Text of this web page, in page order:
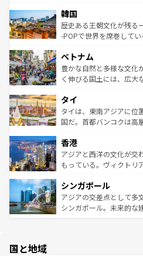
はコンテンツ一覧
いる。アクティビティも
ビング、ハイキングなど
い。オーストラリアの多
参照してほしい。
ン）、静ひつな山岳地帯
と山間の静けさが共存し
驚きをもたらしてくれる
容にもいいと評判のスイ
が味わえる。 な
照してほしい。
韓国
歴史ある王朝文化が残る
-POPで世界を席巻して
き、地方に足を延ばせば
できる。そして、キムチ
まで、さまざまな韓国料
リティに包まれながら、
わって
覧を参照してほしい。
ベトナム
豊かな自然と多様な文化
く伸びる国土には、広大
急速な発展と共に伝統が
ーチミン市のフランス統
醸し出している。また、
とつ。フォーやバインミ
ひ現地で味わいたい。ど
が旅行者を迎えてくれる
参照してほしい。
タイ
タイは、東南アジアに位
国だ。首都バンコクは高
の活気が交差している。
帯で自然と触れ合い、南
いビーチでリゾート気分
激する。気候は一年中温
が待っている。親しみや
た文化、そして多様な観
香港
アジアと西洋の文化が交
もっている。ヴィクトリ
み、どこを訪れても感動
ており、効率よく見どこ
うな絶景から文化的な体
シンガポール
アジアの交差点として多
シンガポール。未来的な
国と地域